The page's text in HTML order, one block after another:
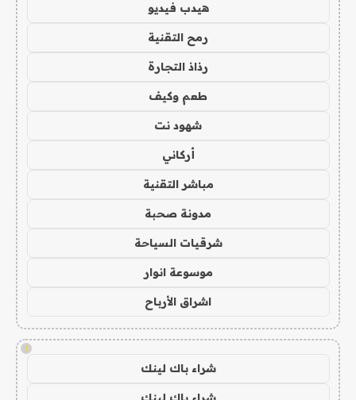
هيدب فيديو
رمح التقنية
رذاذ التجارة
طعم وكيف
شهود نت
أركاني
مباشر التقنية
مدونة صحبة
شرقيات السياحة
موسوعة انوار
اشراق الأرباح
!
شراء باك لينك